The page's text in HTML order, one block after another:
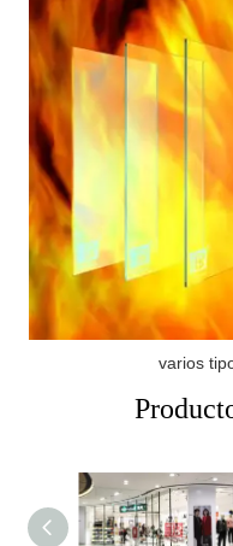
varios